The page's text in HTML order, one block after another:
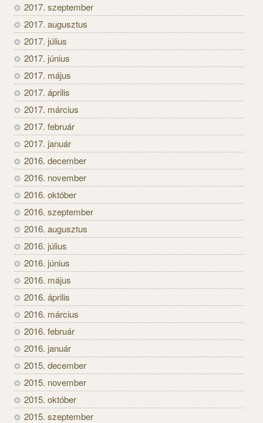
2017. szeptember
2017. augusztus
2017. július
2017. június
2017. május
2017. április
2017. március
2017. február
2017. január
2016. december
2016. november
2016. október
2016. szeptember
2016. augusztus
2016. július
2016. június
2016. május
2016. április
2016. március
2016. február
2016. január
2015. december
2015. november
2015. október
2015. szeptember